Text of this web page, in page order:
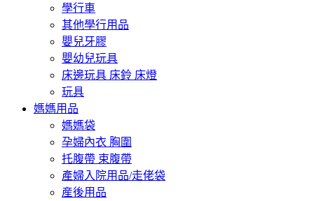
學行車
其他學行用品
嬰兒牙膠
嬰幼兒玩具
床邊玩具 床鈴 床燈
玩具
媽媽用品
媽媽袋
孕婦內衣 胸圍
托腹帶 束腹帶
產婦入院用品/走佬袋
産後用品